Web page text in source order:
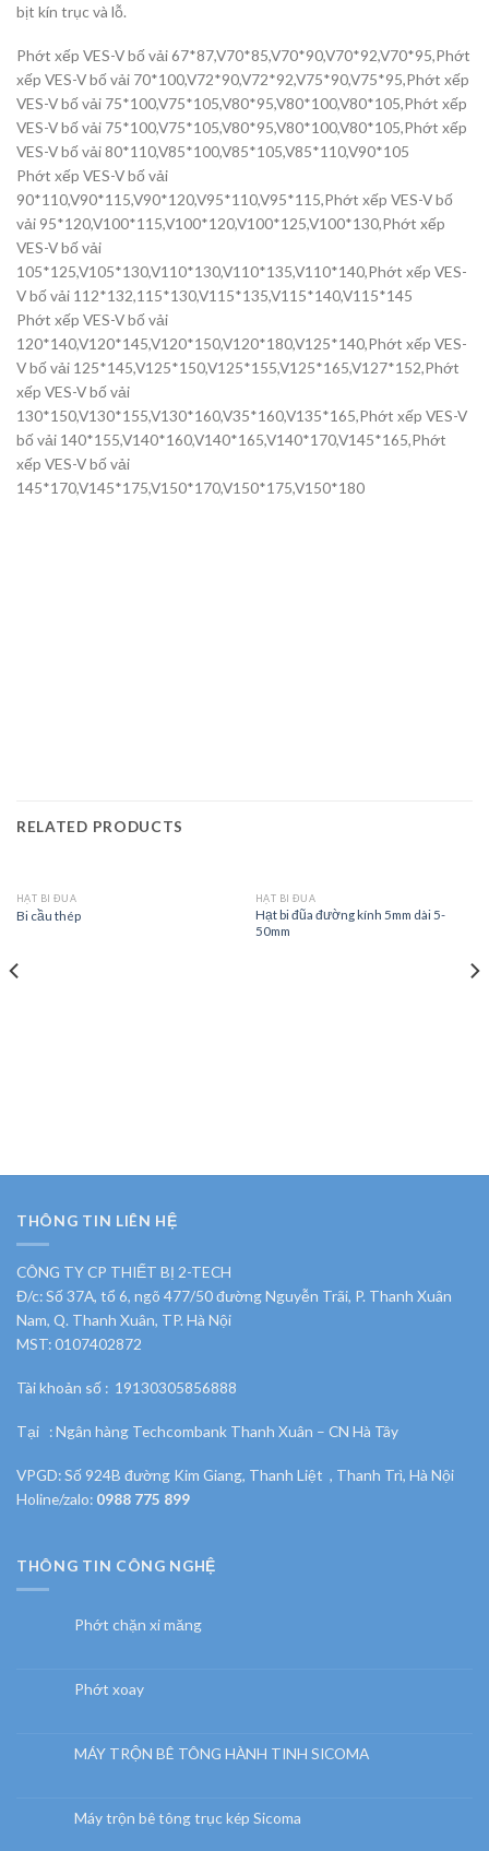
bịt kín trục và lỗ.
Phớt xếp VES-V bố vải 67*87,V70*85,V70*90,V70*92,V70*95,Phớt
xếp VES-V bố vải 70*100,V72*90,V72*92,V75*90,V75*95,Phớt xếp
VES-V bố vải 75*100,V75*105,V80*95,V80*100,V80*105,Phớt xếp
VES-V bố vải 75*100,V75*105,V80*95,V80*100,V80*105,Phớt xếp
VES-V bố vải 80*110,V85*100,V85*105,V85*110,V90*105
Phớt xếp VES-V bố vải
90*110,V90*115,V90*120,V95*110,V95*115,Phớt xếp VES-V bố
vải 95*120,V100*115,V100*120,V100*125,V100*130,Phớt xếp
VES-V bố vải
105*125,V105*130,V110*130,V110*135,V110*140,Phớt xếp VES-
V bố vải 112*132,115*130,V115*135,V115*140,V115*145
Phớt xếp VES-V bố vải
120*140,V120*145,V120*150,V120*180,V125*140,Phớt xếp VES-
V bố vải 125*145,V125*150,V125*155,V125*165,V127*152,Phớt
xếp VES-V bố vải
130*150,V130*155,V130*160,V35*160,V135*165,Phớt xếp VES-V
bố vải 140*155,V140*160,V140*165,V140*170,V145*165,Phớt
xếp VES-V bố vải
145*170,V145*175,V150*170,V150*175,V150*180
RELATED PRODUCTS
HẠT BI ĐŨA
Bi cầu thép
HẠT BI ĐŨA
Hạt bi đũa đường kính 5mm dài 5-
50mm
THÔNG TIN LIÊN HỆ
CÔNG TY CP THIẾT BỊ 2-TECH
Đ/c: Số 37A, tổ 6, ngõ 477/50 đường Nguyễn Trãi, P. Thanh Xuân
Nam, Q. Thanh Xuân, TP. Hà Nội
MST: 0107402872
Tài khoản số : 19130305856888
Tại : Ngân hàng Techcombank Thanh Xuân – CN Hà Tây
VPGD: Số 924B đường Kim Giang, Thanh Liệt , Thanh Trì, Hà Nội
Holine/zalo: 0988 775 899
THÔNG TIN CÔNG NGHỆ
Phớt chặn xi măng
Phớt xoay
MÁY TRỘN BÊ TÔNG HÀNH TINH SICOMA
Máy trộn bê tông trục kép Sicoma